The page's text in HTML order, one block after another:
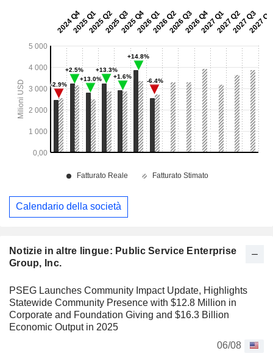
Notizie in altre lingue: Public Service Enterprise
Group, Inc.
PSEG Launches Community Impact Update, Highlights
Statewide Community Presence with $12.8 Million in
Corporate and Foundation Giving and $16.3 Billion
Economic Output in 2025
06/08
Calendario della società